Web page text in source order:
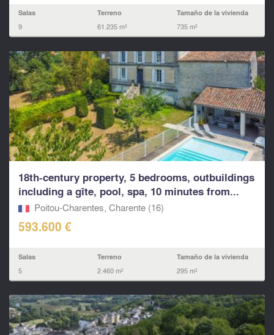
Salas
9
Terreno
61.235 m²
Tamaño de la vivienda
735 m²
18th-century property, 5 bedrooms, outbuildings
including a gîte, pool, spa, 10 minutes from...
Poitou-Charentes, Charente (16)
593.600 €
Salas
5
Terreno
2.460 m²
Tamaño de la vivienda
295 m²